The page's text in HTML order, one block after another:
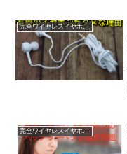
完全ワイヤレスイヤホン豆知識
完全ワイヤレスイヤホン豆知識